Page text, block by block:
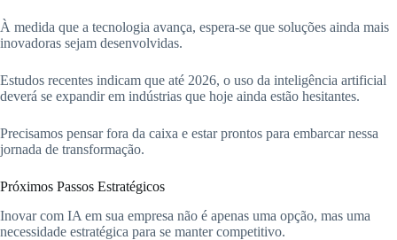
À medida que a tecnologia avança, espera-se que soluções ainda mais
inovadoras sejam desenvolvidas.
Estudos recentes indicam que até 2026, o uso da inteligência artificial
deverá se expandir em indústrias que hoje ainda estão hesitantes.
Precisamos pensar fora da caixa e estar prontos para embarcar nessa
jornada de transformação.
Próximos Passos Estratégicos
Inovar com IA em sua empresa não é apenas uma opção, mas uma
necessidade estratégica para se manter competitivo.